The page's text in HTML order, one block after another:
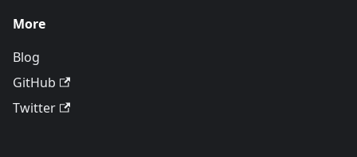
More
Blog
GitHub
Twitter